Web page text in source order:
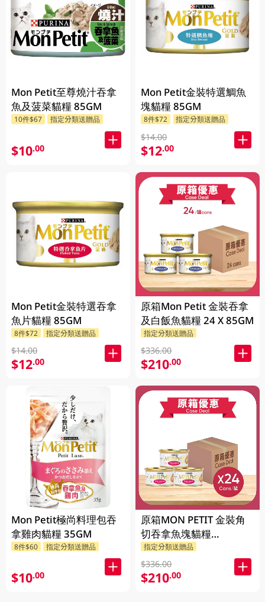
Mon Petit至尊燒汁吞拿
魚及菠菜貓糧 85GM
10件$67 指定分類送贈品
$10.00
Mon Petit金裝特選吞拿
魚片貓糧 85GM
8件$72 指定分類送贈品
$14.00
$12.00
Mon Petit極尚料理包吞
拿雞肉貓糧 35GM
8件$60 指定分類送贈品
$10.00
Mon Petit金裝特選鯛魚
塊貓糧 85GM
8件$72 指定分類送贈品
$14.00
$12.00
原箱Mon Petit 金裝吞拿
及白飯魚貓糧 24 X 85GM
指定分類送贈品
$336.00
$210.00
原箱MON PETIT 金裝角
切吞拿魚塊貓糧
24X85GM
指定分類送贈品
$336.00
$210.00